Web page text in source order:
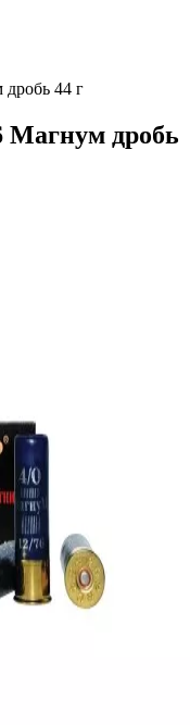
44 г
дробь